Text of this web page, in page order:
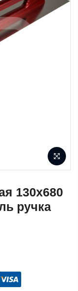
130х680
ручка